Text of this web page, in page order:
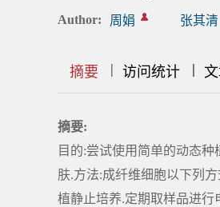
Author: 周娟 张其清
摘要 || 访问统计 |||||
摘要:
目的:尝试使用简单的动态
肤.方法:成纤维细胞以下列
植静止培养.定期取样品进行